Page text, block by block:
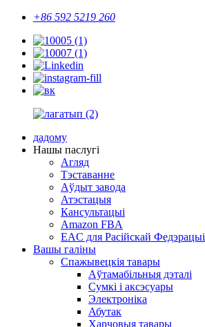
+86 592 5219 260
дадому
Нашы паслугі
Агляд
Тэставанне
Аўдыт завода
Атэстацыя
Кансультацыі
Amazon FBA
EAC для Расійскай Федэрацыі
Вашы галіны
Спажывецкія тавары
Аўтамабільныя дэталі
Сумкі і аксэсуары
Электроніка
Абутак
Харчовыя тавары